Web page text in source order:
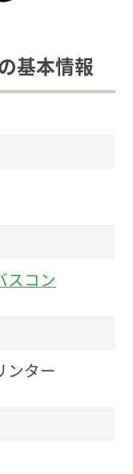
基本情報
スコン
ンター